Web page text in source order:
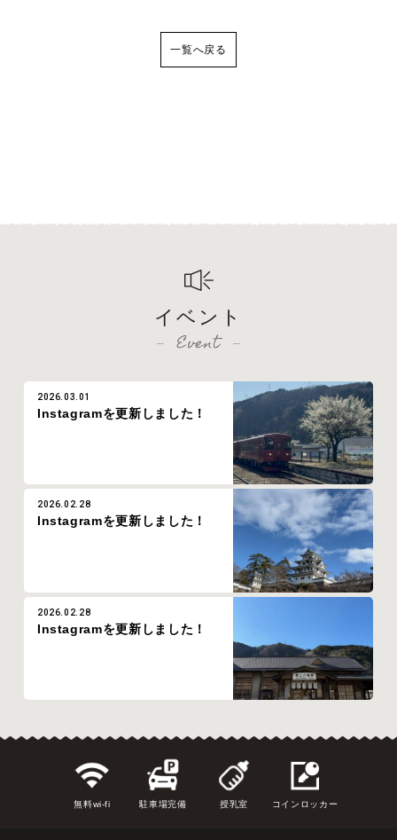
一覧へ戻る
イベント
Event
2026.03.01
Instagramを更新しました！
2026.02.28
Instagramを更新しました！
2026.02.28
Instagramを更新しました！
無料wi-fi 駐車場完備 授乳室 コインロッカー